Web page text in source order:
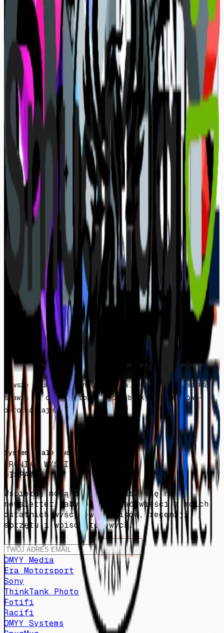
WSPÓLNA WIZJA PONAD LOGOTYPY
Wybieram partnerów w taki sam sposób, w jaki
dobieram obiektyw lub piszę linie kodu: w oparciu o
precyzję, niezawodność i intencję. To narzędzia,
które pozwalają mi przełożyć 320 km/h na pojedynczy
kadr, oraz infrastruktura, dzięki której moje
systemy trafiają na padok.
WSPÓLNA AMBICJA
Dla mnie partnerstwo to integracja. Chodzi o
współpracę z tymi, którzy dzielą ze mną
bezkompromisowe standardy jakości i odrzucają status
Niezależnie od tego, czy jest to optyka, przez którą
fotografuję, sprzęt chroniący moje zasoby, czy
platformy hostujące moje innowacje – każdy partner
jest kluczowym elementem
Geometrii Prędkości .
BUDUJMY RAZEM
Zawsze szukam kolejnego ogniwa. Jeśli Twoja marka
stawia na osiągi, tożsamość i brak kompromisów –
porozmawiajmy.
System stale ewoluuje.
KRONIKA WYŚCIGOWA I SPRZĘT
DISPATCH
Wspieraj moją pasję! Zapisz się na
newsletter, aby otrzymywać wieści z moich
ostatnich wyścigów, kulisów, recenzji
sprzętu i wpisów torowych.
DOŁĄCZ
OMYY Media
Era Motorsport
Sony
ThinkTank Photo
Fotifi
Racifi
OMYY Systems